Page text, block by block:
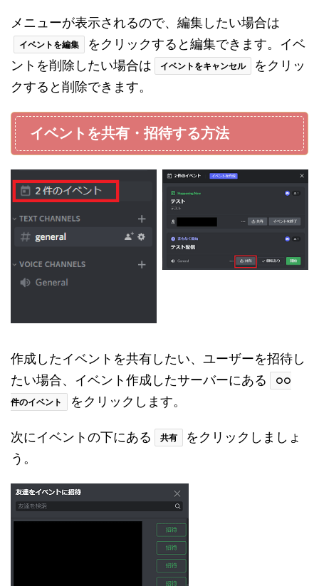
メニューが表示されるので、編集したい場合は
イベントを編集
をクリックすると編集できます。イベ
ントを削除したい場合は
イベントをキャンセル
をクリッ
クすると削除できます。
イベントを共有・招待する方法
作成したイベントを共有したい、ユーザーを招待し
たい場合、イベント作成したサーバーにある
○○
件のイベント
をクリックします。
次にイベントの下にある 共有
をクリックしましょ
う。